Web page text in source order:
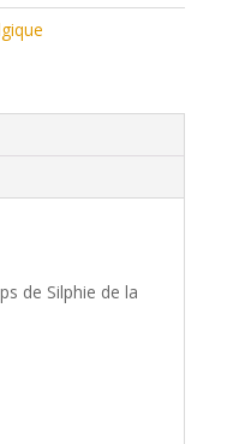
de Silphie de la